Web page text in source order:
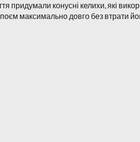
придумали конусні келихи, які
максимально довго без втрати
в нашому